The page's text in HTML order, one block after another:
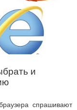
и
спрашивают